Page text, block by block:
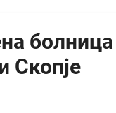
Скопје